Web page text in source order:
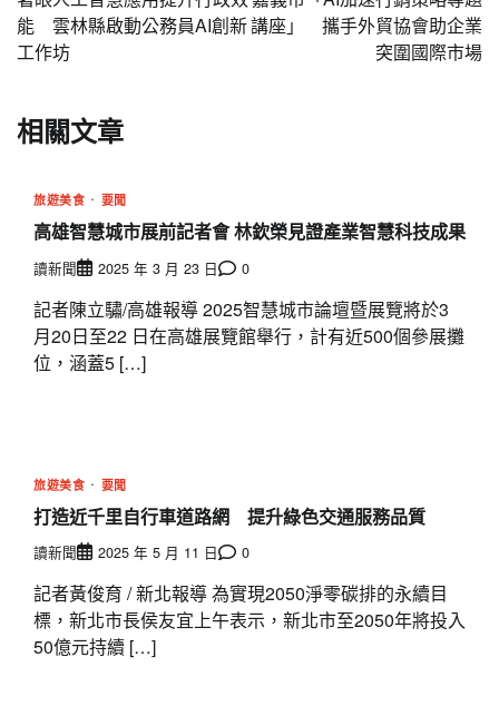
導
覽
能 雲林縣啟動公務員AI創新
工作坊
講座」 攜手外貿協會助企業
突圍國際市場
相關文章
旅遊美食 要聞
高雄智慧城市展前記者會 林欽榮見證產業智慧科技成果
讀新聞 2025 年 3 月 23 日 0
記者陳立驌/高雄報導 2025智慧城市論壇暨展覽將於3
月20日至22 日在高雄展覽館舉行，計有近500個參展攤
位，涵蓋5 […]
旅遊美食 要聞
打造近千里自行車道路網 提升綠色交通服務品質
讀新聞 2025 年 5 月 11 日 0
記者黃俊育 / 新北報導 為實現2050淨零碳排的永續目
標，新北市長侯友宜上午表示，新北市至2050年將投入
50億元持續 […]